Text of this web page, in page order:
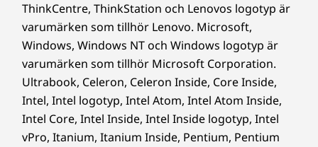
ThinkCentre, ThinkStation och Lenovos logotyp är
varumärken som tillhör Lenovo. Microsoft,
Windows, Windows NT och Windows logotyp är
varumärken som tillhör Microsoft Corporation.
Ultrabook, Celeron, Celeron Inside, Core Inside,
Intel, Intel logotyp, Intel Atom, Intel Atom Inside,
Intel Core, Intel Inside, Intel Inside logotyp, Intel
vPro, Itanium, Itanium Inside, Pentium, Pentium